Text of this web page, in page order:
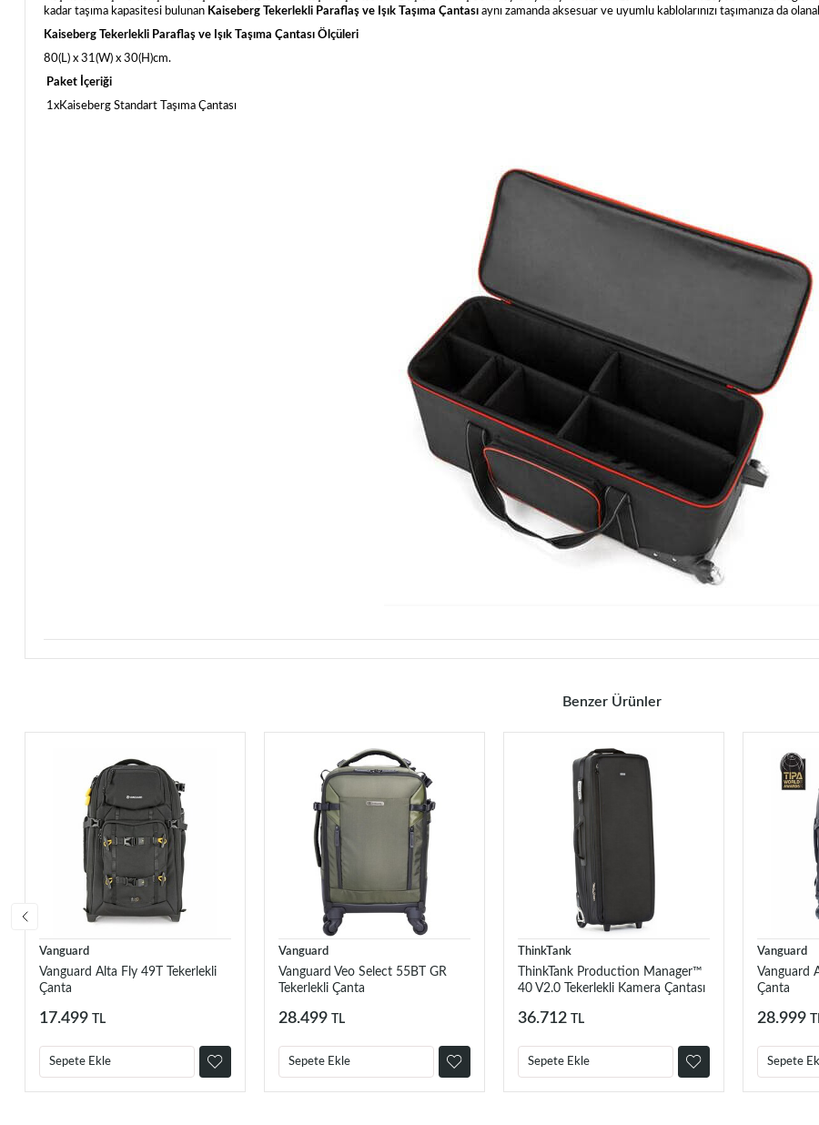
kadar taşıma kapasitesi bulunan Kaiseberg Tekerlekli Paraflaş ve Işık Taşıma Çantası aynı zamanda aksesuar ve uyumlu kablolarınızı taşımanıza da
Kaiseberg Tekerlekli Paraflaş ve Işık Taşıma Çantası Ölçüleri
80(L) x 31(W) x 30(H)cm.
Paket İçeriği
1xKaiseberg Standart Taşıma Çantası
Benzer Ürünler
Vanguard
Vanguard Alta Fly 49T Tekerlekli
Çanta
17.499 TL
Sepete Ekle
Vanguard
Vanguard Veo Select 55BT GR
Tekerlekli Çanta
28.499 TL
Sepete Ekle
ThinkTank
ThinkTank Production Manager™
40 V2.0 Tekerlekli Kamera Çantası
36.712 TL
Sepete Ekle
Vanguard
Vanguard
Çanta
28.999
Sepete